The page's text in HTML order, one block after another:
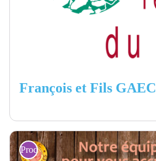
François et Fils GAEC
Producteurs